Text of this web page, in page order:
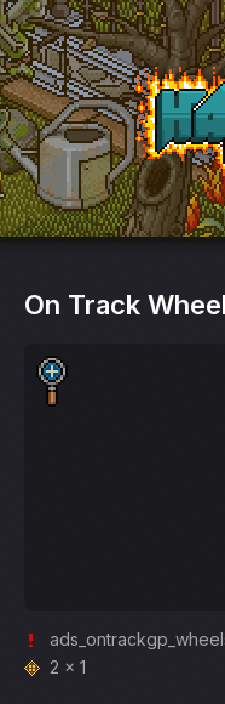
HabCat
On Track
2 x 1